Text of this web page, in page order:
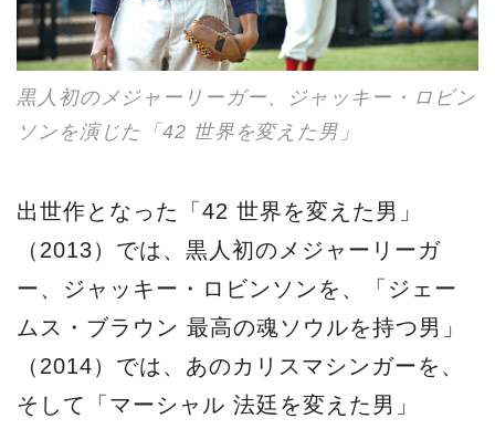
黒人初のメジャーリーガー、ジャッキー・ロビン
ソンを演じた「42 世界を変えた男」
出世作となった「42 世界を変えた男」
（2013）では、黒人初のメジャーリーガ
ー、ジャッキー・ロビンソンを、「ジェー
ムス・ブラウン 最高の魂ソウルを持つ男」
（2014）では、あのカリスマシンガーを、
そして「マーシャル 法廷を変えた男」